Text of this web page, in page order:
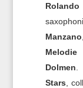
Manzano
Melodie
Dolmen
Stars ,